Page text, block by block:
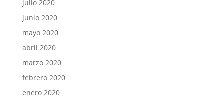
julio 2020
junio 2020
mayo 2020
abril 2020
marzo 2020
febrero 2020
enero 2020